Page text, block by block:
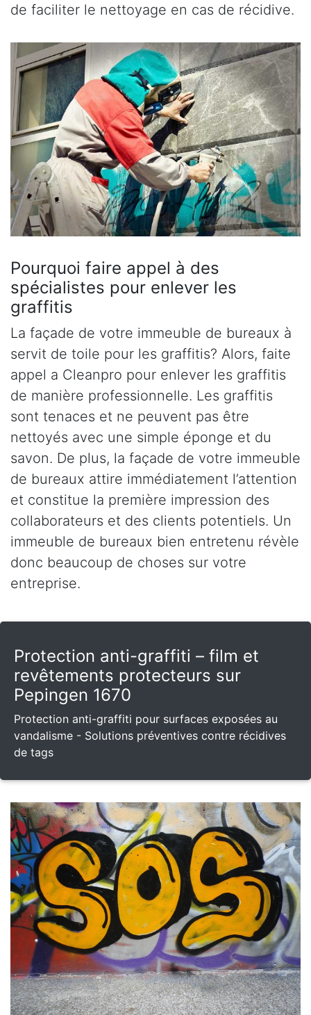
de faciliter le nettoyage en cas de récidive.
Pourquoi faire appel à des
spécialistes pour enlever les
graffitis
La façade de votre immeuble de bureaux à
servit de toile pour les graffitis? Alors, faite
appel a Cleanpro pour enlever les graffitis
de manière professionnelle. Les graffitis
sont tenaces et ne peuvent pas être
nettoyés avec une simple éponge et du
savon. De plus, la façade de votre immeuble
de bureaux attire immédiatement l’attention
et constitue la première impression des
collaborateurs et des clients potentiels. Un
immeuble de bureaux bien entretenu révèle
donc beaucoup de choses sur votre
entreprise.
Protection anti-graffiti – film et
revêtements protecteurs sur
Pepingen 1670
Protection anti-graffiti pour surfaces exposées au
vandalisme - Solutions préventives contre récidives
de tags